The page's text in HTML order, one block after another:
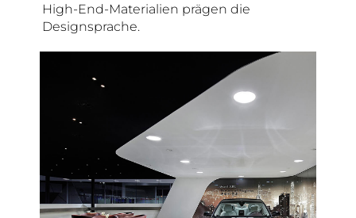
High-End-Materialien prägen die
Designsprache.